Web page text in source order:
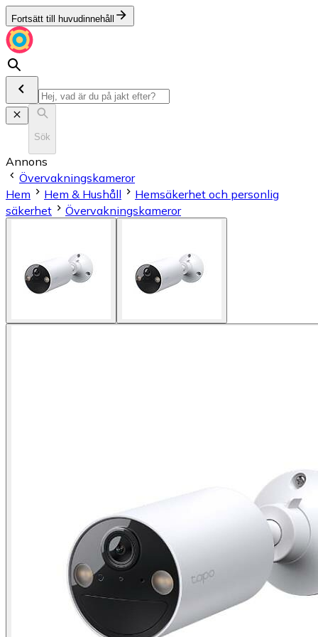
Fortsätt till huvudinnehåll
Sök
Annons
Övervakningskameror
Hem
Hem & Hushåll
Hemsäkerhet och personlig
säkerhet
Övervakningskameror